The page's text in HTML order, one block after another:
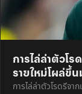
การไล่ล่าตัวโ
รายใหม่โผล่ขึ้
การไล่ล่าตัวโรดรีจ